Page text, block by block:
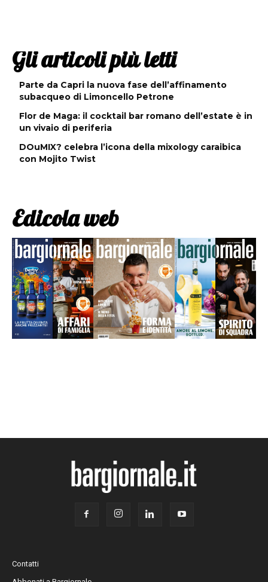
Gli articoli più letti
Parte da Capri la nuova fase dell’affinamento
subacqueo di Limoncello Petrone
Flor de Maga: il cocktail bar romano dell’estate è in
un vivaio di periferia
DOuMIX? celebra l’icona della mixology caraibica
con Mojito Twist
Edicola web
Contatti